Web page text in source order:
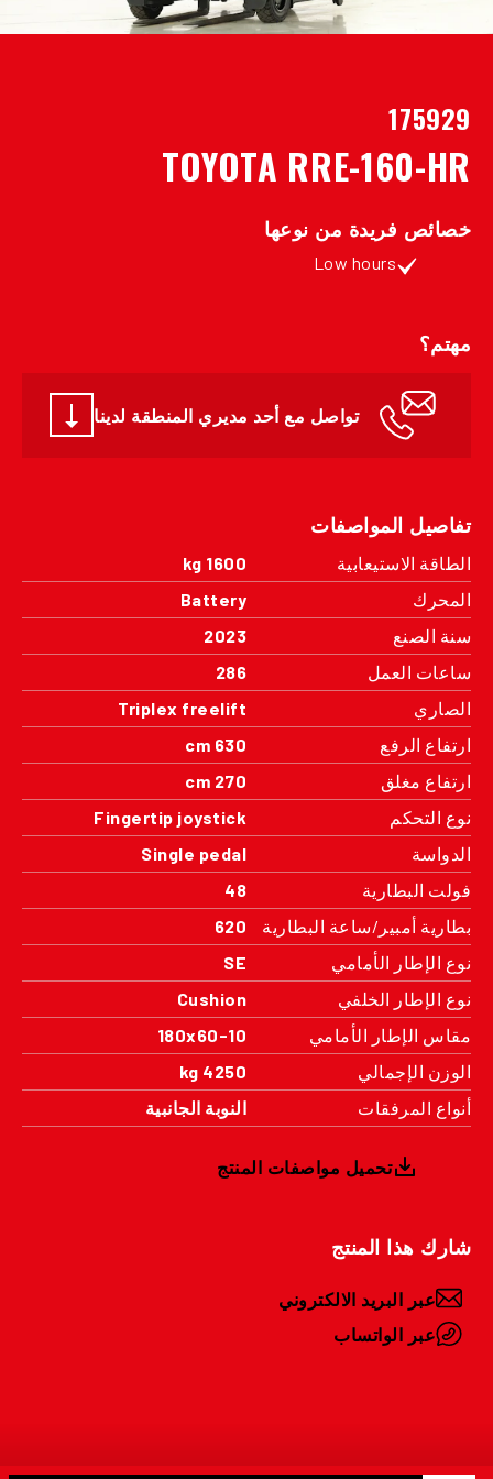
175929
TOYOTA RRE-160-HR
خصائص فريدة من نوعها
Low hours
مهتم؟
تواصل مع أحد مديري المنطقة لدينا
تفاصيل المواصفات
الطاقة الاستيعابية
1600 kg
المحرك
Battery
سنة الصنع
2023
ساعات العمل
286
الصاري
Triplex freelift
ارتفاع الرفع
630 cm
ارتفاع مغلق
270 cm
نوع التحكم
Fingertip joystick
الدواسة
Single pedal
فولت البطارية
48
بطارية أمبير/ساعة البطارية
620
نوع الإطار الأمامي
SE
نوع الإطار الخلفي
Cushion
مقاس الإطار الأمامي
180x60-10
الوزن الإجمالي
4250 kg
أنواع المرفقات
النوبة الجانبية
تحميل مواصفات المنتج
شارك هذا المنتج
عبر البريد الالكتروني
عبر الواتساب